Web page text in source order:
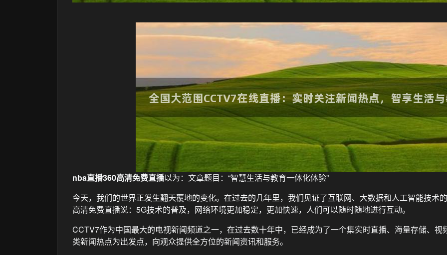
nba直播360高清免费直播以为：文章题目：“智慧生活与教育一体化体验”
今天，我们的世界正发生翻天覆地的变化。在过去的几年里，我们见证了互联网、大数据和人工智能技术
高清免费直播说：5G技术的普及，网络环境更加稳定，更加快速，人们可以随时随地进行互动。
CCTV7作为中国最大的电视新闻频道之一，在过去数十年中，已经成为了一个集实时直播、海量存储、
类新闻热点为出发点，向观众提供全方位的新闻资讯和服务。